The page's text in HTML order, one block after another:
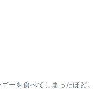
ーを食べてしまったほど。